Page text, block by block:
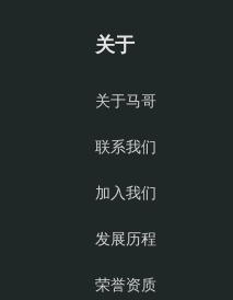
关于
关于马哥
联系我们
加入我们
发展历程
荣誉资质